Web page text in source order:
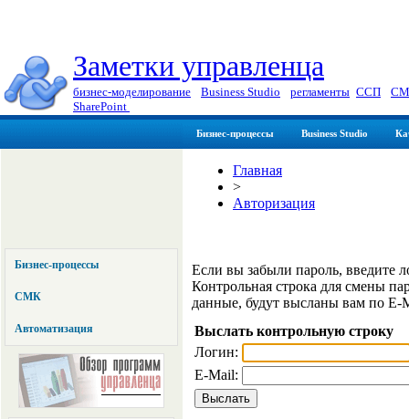
Заметки управленца
бизнес-моделирование Business Studio регламенты ССП
SharePoint
Бизнес-процессы Business Studio
Бизнес-процессы
СМК
Автоматизация
Главная
>
Авторизация
Если вы забыли пароль, введите
Контрольная строка для смены
данные, будут высланы вам по E-
Выслать контрольную строку
Логин:
E-Mail: